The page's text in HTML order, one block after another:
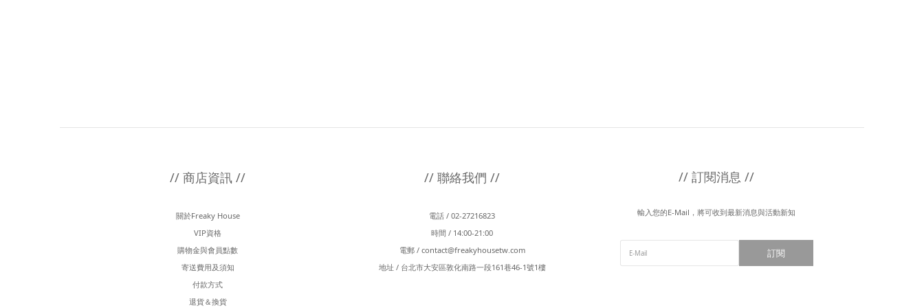
// 商店資訊 //
關於Freaky House
VIP資格
購物金與會員點數
寄送費用及須知
付款方式
退貨＆換貨
// 聯絡我們 //
電話 / 02-27216823
時間 / 14:00-21:00
電郵 / contact@freakyhousetw.com
地址 / 台北市大安區敦化南路一段161巷46-1號1樓
// 訂閱消息 //
輸入您的E-Mail，將可收到最新消息與活動新知
訂閱